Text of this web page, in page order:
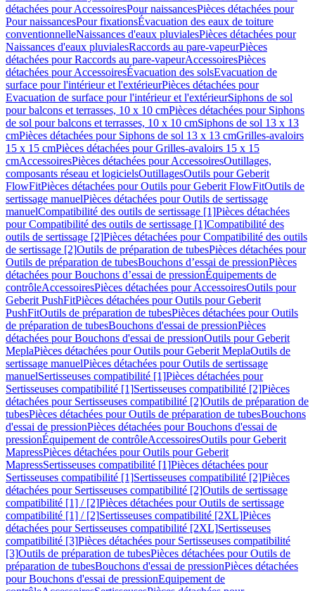
détachées pour AccessoiresPour naissancesPièces détachées pour
Pour naissancesPour fixationsÉvacuation des eaux de toiture
conventionnelleNaissances d'eaux pluvialesPièces détachées pour
Naissances d'eaux pluvialesRaccords au pare-vapeurPièces
détachées pour Raccords au pare-vapeurAccessoiresPièces
détachées pour AccessoiresÉvacuation des solsEvacuation de
surface pour l'intérieur et l'extérieurPièces détachées pour
Evacuation de surface pour l'intérieur et l'extérieurSiphons de sol
pour balcons et terrasses, 10 x 10 cmPièces détachées pour Siphons
de sol pour balcons et terrasses, 10 x 10 cmSiphons de sol 13 x 13
cmPièces détachées pour Siphons de sol 13 x 13 cmGrilles-avaloirs
15 x 15 cmPièces détachées pour Grilles-avaloirs 15 x 15
cmAccessoiresPièces détachées pour AccessoiresOutillages,
composants réseau et logicielsOutillagesOutils pour Geberit
FlowFitPièces détachées pour Outils pour Geberit FlowFitOutils de
sertissage manuelPièces détachées pour Outils de sertissage
manuelCompatibilité des outils de sertissage [1]Pièces détachées
pour Compatibilité des outils de sertissage [1]Compatibilité des
outils de sertissage [2]Pièces détachées pour Compatibilité des outils
de sertissage [2]Outils de préparation de tubesPièces détachées pour
Outils de préparation de tubesBouchons d’essai de pressionPièces
détachées pour Bouchons d’essai de pressionÉquipements de
contrôleAccessoiresPièces détachées pour AccessoiresOutils pour
Geberit PushFitPièces détachées pour Outils pour Geberit
PushFitOutils de préparation de tubesPièces détachées pour Outils
de préparation de tubesBouchons d'essai de pressionPièces
détachées pour Bouchons d'essai de pressionOutils pour Geberit
MeplaPièces détachées pour Outils pour Geberit MeplaOutils de
sertissage manuelPièces détachées pour Outils de sertissage
manuelSertisseuses compatibilité [1]Pièces détachées pour
Sertisseuses compatibilité [1]Sertisseuses compatibilité [2]Pièces
détachées pour Sertisseuses compatibilité [2]Outils de préparation de
tubesPièces détachées pour Outils de préparation de tubesBouchons
d'essai de pressionPièces détachées pour Bouchons d'essai de
pressionÉquipement de contrôleAccessoiresOutils pour Geberit
MapressPièces détachées pour Outils pour Geberit
MapressSertisseuses compatibilité [1]Pièces détachées pour
Sertisseuses compatibilité [1]Sertisseuses compatibilité [2]Pièces
détachées pour Sertisseuses compatibilité [2]Outils de sertissage
compatibilité [1] / [2]Pièces détachées pour Outils de sertissage
compatibilité [1] / [2]Sertisseuses compatibilité [2XL]Pièces
détachées pour Sertisseuses compatibilité [2XL]Sertisseuses
compatibilité [3]Pièces détachées pour Sertisseuses compatibilité
[3]Outils de préparation de tubesPièces détachées pour Outils de
préparation de tubesBouchons d'essai de pressionPièces détachées
pour Bouchons d'essai de pressionEquipement de